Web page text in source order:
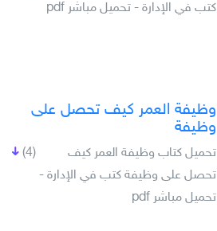
كتب في الإدارة - تحميل مباشر pdf
وظيفة العمر كيف تحصل على
وظيفة
(4)
تحميل كتاب وظيفة العمر كيف
تحصل على وظيفة كتب في الإدارة -
تحميل مباشر pdf